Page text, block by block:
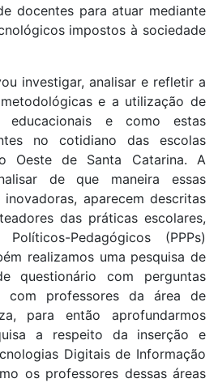
docentes para atuar mediante
impostos à sociedade
investigar, analisar e refletir a
e a utilização de
educacionais e como estas
no cotidiano das escolas
Oeste de Santa Catarina. A
de que maneira essas
aparecem descritas
das práticas escolares,
Pedagógicos (PPPs)
realizamos uma pesquisa de
questionário com perguntas
com professores da área de
para então aprofundarmos
a respeito da inserção e
Digitais de Informação
os professores dessas áreas